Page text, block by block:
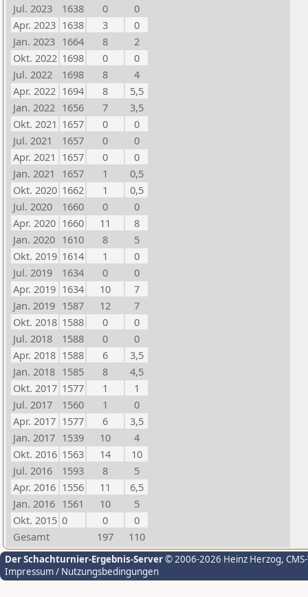
Jul. 2023
1638 0
0
Apr. 2023 1638 3
0
Jan. 2023 1664 8
2
Okt. 2022 1698 0
0
Jul. 2022
1698 8
4
Apr. 2022 1694 8
5,5
Jan. 2022 1656 7
3,5
Okt. 2021 1657 0
0
Jul. 2021
1657 0
0
Apr. 2021 1657 0
0
Jan. 2021
1657 1
0,5
Okt. 2020 1662 1
0,5
Jul. 2020
1660 0
0
Apr. 2020 1660 11
8
Jan. 2020 1610 8
5
Okt. 2019 1614 1
0
Jul. 2019
1634 0
0
Apr. 2019 1634 10
7
Jan. 2019 1587 12
7
Okt. 2018 1588 0
0
Jul. 2018
1588 0
0
Apr. 2018 1588 6
3,5
Jan. 2018 1585 8
4,5
Okt. 2017 1577 1
1
Jul. 2017
1560 1
0
Apr. 2017 1577 6
3,5
Jan. 2017 1539 10
4
Okt. 2016 1563 14
10
Jul. 2016
1593 8
5
Apr. 2016 1556 11
6,5
Jan. 2016 1561 10
5
Okt. 2015 0 0
0
Gesamt
197 110
Der Schachturnier-Ergebnis-Server© 2006-2026 Heinz Herzog,
Impressum / Nutzungsbedingungen